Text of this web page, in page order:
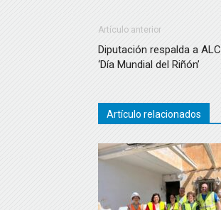
Artículo anterior
Diputación respalda a
‘Día Mundial del Riñón’
Artículo relacionados